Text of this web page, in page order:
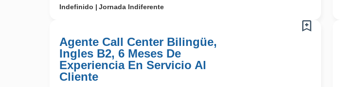
Indefinido
Jornada Indiferente
Agente Call Center Bilingüe,
Ingles B2, 6 Meses De
Experiencia En Servicio Al
Cliente